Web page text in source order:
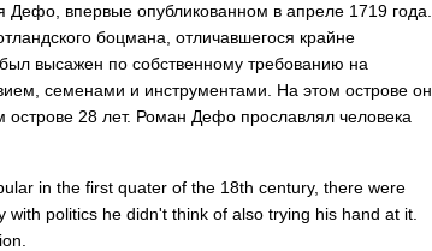
Дефо, впервые опубликованном в апреле 1719 года.
боцмана, отличавшегося крайне
высажен по собственному требованию на
семенами и инструментами. На этом острове он
28 лет. Роман Дефо прославлял человека
in the first quater of the 18th century, there were
with politics he didn't think of also trying his hand at it